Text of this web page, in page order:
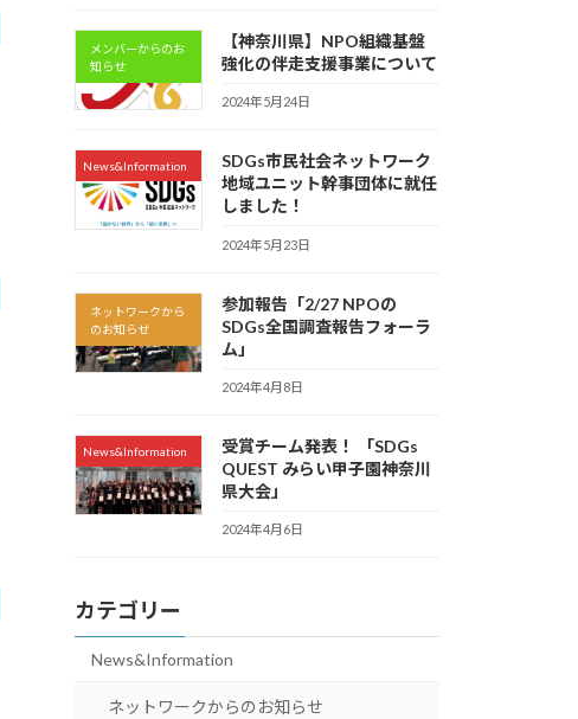
メンバーからのお
知らせ
【神奈川県】NPO組織基盤
強化の伴走支援事業について
2024年5月24日
News&Information
SDGs市民社会ネットワーク
地域ユニット幹事団体に就任
しました！
2024年5月23日
ネットワークから
のお知らせ
参加報告「2/27 NPOの
SDGs全国調査報告フォーラ
ム」
2024年4月8日
News&Information
受賞チーム発表！ 「SDGs
QUEST みらい甲子園神奈川
県大会」
2024年4月6日
カテゴリー
News&Information
ネットワークからのお知らせ